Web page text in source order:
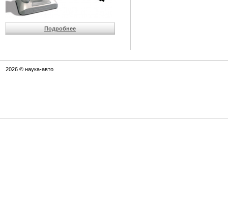
Подробнее
2026 © наука-авто